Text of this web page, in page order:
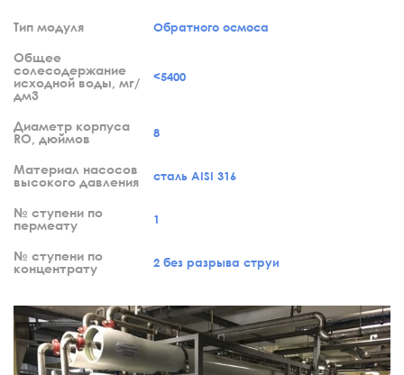
Тип модуля Обратного осмоса
Общее
солесодержание
исходной воды, мг/
дм3
<5400
Диаметр корпуса
RO, дюймов
8
Материал насосов
высокого давления
сталь AISI 316
№ ступени по
пермеату
1
№ ступени по
концентрату
2 без разрыва струи